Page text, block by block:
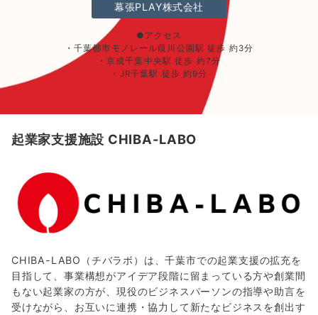
幕張PLAY株式会社
●アクセス
・千葉都市モノレール葭川公園駅 徒歩 約3分
・京成千葉中央駅 徒歩 約7分
・JR千葉駅 徒歩 約9分
起業家支援施設 CHIBA-LABO
CHIBA-LABO（チバラボ）は、千葉市での起業支援の拡充を
目指して、事業構想がアイデア段階に留まっている方や創業間
もない起業家の方が、現役のビジネスパーソンの指導や助言を
受けながら、お互いに連携・協力して新たなビジネスを創出す